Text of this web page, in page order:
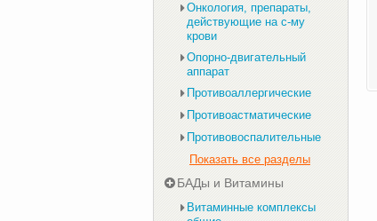
Онкология, препараты,
действующие на с-му
крови
Опорно-двигательный
аппарат
Противоаллергические
Противоастматические
Противовоспалительные
Показать все разделы
БАДы и Витамины
Витаминные комплексы